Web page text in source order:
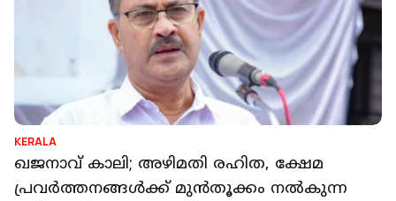
KERALA
ഖജനാവ് കാലി; അഴിമതി രഹിത, ക്ഷേമ
പ്രവർത്തനങ്ങൾക്ക് മുൻതൂക്കം നൽകുന്ന